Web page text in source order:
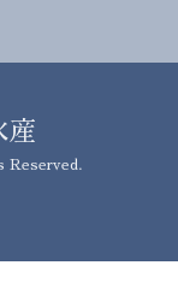
産
Reserved.